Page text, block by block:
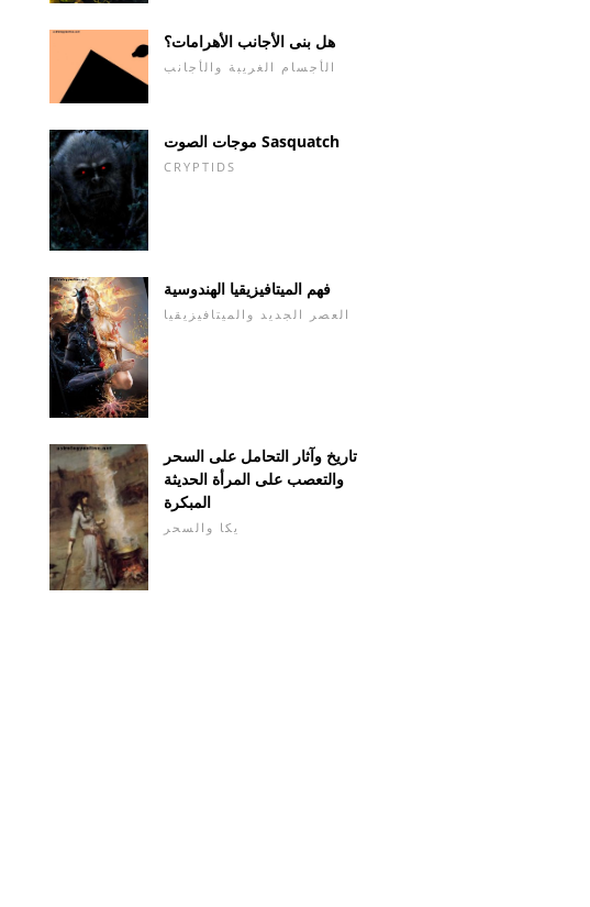
هل بنى الأجانب الأهرامات؟
الأجسام الغريبة والأجانب
موجات الصوت Sasquatch
CRYPTIDS
فهم الميتافيزيقيا الهندوسية
العصر الجديد والميتافيزيقيا
تاريخ وآثار التحامل على السحر
والتعصب على المرأة الحديثة
المبكرة
يكا والسحر